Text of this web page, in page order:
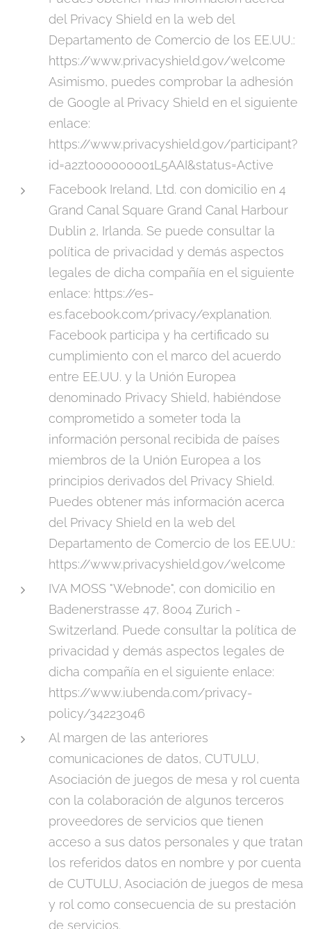
del Privacy Shield en la web del
Departamento de Comercio de los EE.UU.:
https://www.privacyshield.gov/welcome
Asimismo, puedes comprobar la adhesión
de Google al Privacy Shield en el siguiente
enlace:
https://www.privacyshield.gov/participant?
id=a2zt000000001L5AAI&status=Active
Facebook Ireland, Ltd. con domicilio en 4
Grand Canal Square Grand Canal Harbour
Dublin 2, Irlanda. Se puede consultar la
política de privacidad y demás aspectos
legales de dicha compañía en el siguiente
enlace: https://es-
es.facebook.com/privacy/explanation.
Facebook participa y ha certificado su
cumplimiento con el marco del acuerdo
entre EE.UU. y la Unión Europea
denominado Privacy Shield, habiéndose
comprometido a someter toda la
información personal recibida de países
miembros de la Unión Europea a los
principios derivados del Privacy Shield.
Puedes obtener más información acerca
del Privacy Shield en la web del
Departamento de Comercio de los EE.UU.:
https://www.privacyshield.gov/welcome
IVA MOSS "Webnode", con domicilio en
Badenerstrasse 47, 8004 Zurich -
Switzerland. Puede consultar la política de
privacidad y demás aspectos legales de
dicha compañía en el siguiente enlace:
https://www.iubenda.com/privacy-
policy/34223046
Al margen de las anteriores
comunicaciones de datos, CUTULU,
Asociación de juegos de mesa y rol cuenta
con la colaboración de algunos terceros
proveedores de servicios que tienen
acceso a sus datos personales y que tratan
los referidos datos en nombre y por cuenta
de CUTULU, Asociación de juegos de mesa
y rol como consecuencia de su prestación
de servicios.